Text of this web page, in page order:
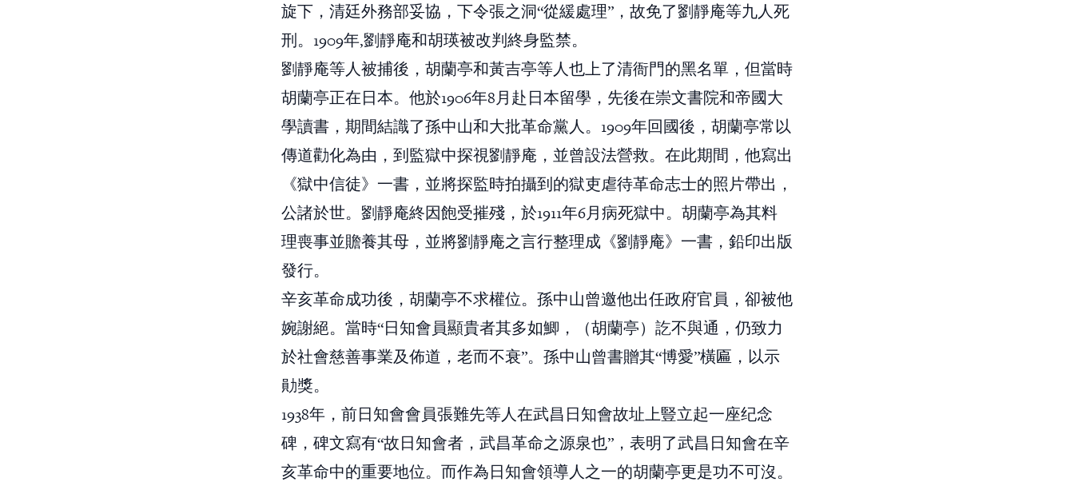
旋下，清廷外務部妥協，下令張之洞“從緩處理”，故免了劉靜庵等九人死
刑。1909年,劉靜庵和胡瑛被改判終身監禁。
劉靜庵等人被捕後，胡蘭亭和黃吉亭等人也上了清衙門的黑名單，但當時
胡蘭亭正在日本。他於1906年8月赴日本留學，先後在崇文書院和帝國大
學讀書，期間結識了孫中山和大批革命黨人。1909年回國後，胡蘭亭常以
傳道勸化為由，到監獄中探視劉靜庵，並曾設法營救。在此期間，他寫出
《獄中信徒》一書，並將探監時拍攝到的獄吏虐待革命志士的照片帶出，
公諸於世。劉靜庵終因飽受摧殘，於1911年6月病死獄中。胡蘭亭為其料
理喪事並贍養其母，並將劉靜庵之言行整理成《劉靜庵》一書，鉛印出版
發行。
辛亥革命成功後，胡蘭亭不求權位。孫中山曾邀他出任政府官員，卻被他
婉謝絕。當時“日知會員顯貴者其多如鯽，（胡蘭亭）訖不與通，仍致力
於社會慈善事業及佈道，老而不衰”。孫中山曾書贈其“博愛”橫匾，以示
勛獎。
1938年，前日知會會員張難先等人在武昌日知會故址上豎立起一座纪念
碑，碑文寫有“故日知會者，武昌革命之源泉也”，表明了武昌日知會在辛
亥革命中的重要地位。而作為日知會領導人之一的胡蘭亭更是功不可沒。